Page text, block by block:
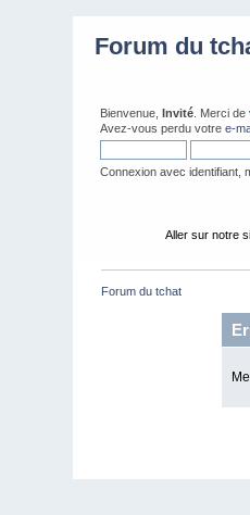
Forum du
Bienvenue,Invité . Merci de
Avez-vous perdu votree-
Connexion avec identifiant,
Aller sur notre
Forum du tchat